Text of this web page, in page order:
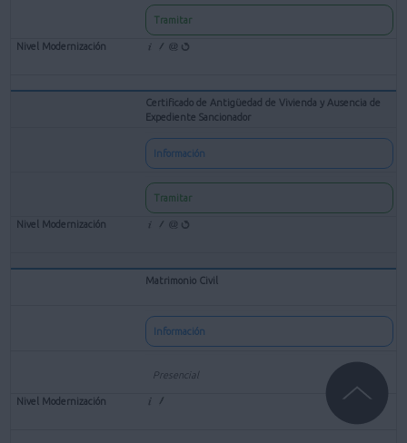
Tramitar
Certificado de Antigüedad de Vivienda y Ausencia de
Expediente Sancionador
Información
Tramitar
Matrimonio Civil
Información
Presencial